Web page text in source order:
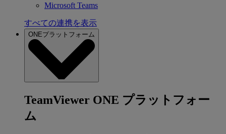
Microsoft Teams
すべての連携を表示
ONEプラットフォーム
TeamViewer ONE プラットフォー
ム